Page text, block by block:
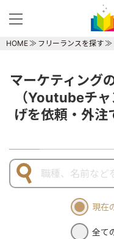
HOME フリーランスを探す
マーケティング
（Youtubeチ
げを依頼・外注
現在
全て